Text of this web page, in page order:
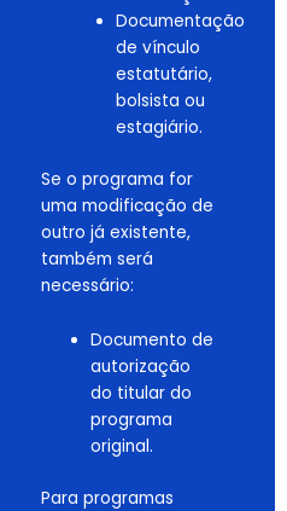
Documentação
de vínculo
estatutário,
bolsista ou
estagiário.
Se o programa for
uma modificação de
outro já existente,
também será
necessário:
Documento de
autorização
do titular do
programa
original.
Para programas